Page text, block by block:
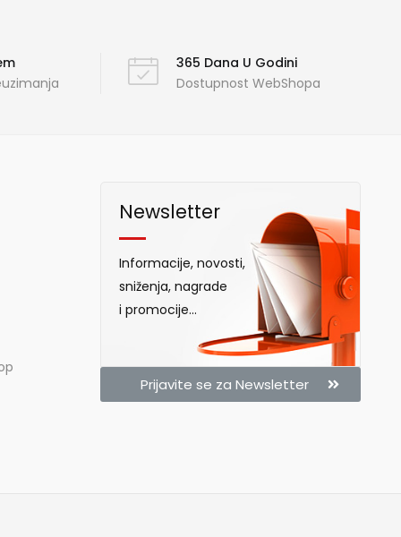
365 Dana U Godini
Dostupnost WebShopa
Newsletter
Informacije, novosti,
sniženja, nagrade
i promocije...
Prijavite se za Newsletter